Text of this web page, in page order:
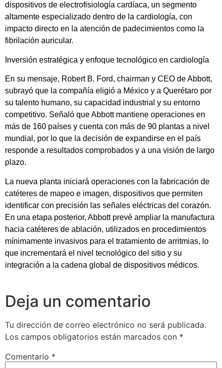
dispositivos de electrofisiología cardíaca, un segmento
altamente especializado dentro de la cardiología, con
impacto directo en la atención de padecimientos como la
fibrilación auricular.
Inversión estratégica y enfoque tecnológico en cardiología
En su mensaje, Robert B. Ford, chairman y CEO de Abbott,
subrayó que la compañía eligió a México y a Querétaro por
su talento humano, su capacidad industrial y su entorno
competitivo. Señaló que Abbott mantiene operaciones en
más de 160 países y cuenta con más de 90 plantas a nivel
mundial, por lo que la decisión de expandirse en el país
responde a resultados comprobados y a una visión de largo
plazo.
La nueva planta iniciará operaciones con la fabricación de
catéteres de mapeo e imagen, dispositivos que permiten
identificar con precisión las señales eléctricas del corazón.
En una etapa posterior, Abbott prevé ampliar la manufactura
hacia catéteres de ablación, utilizados en procedimientos
mínimamente invasivos para el tratamiento de arritmias, lo
que incrementará el nivel tecnológico del sitio y su
integración a la cadena global de dispositivos médicos.
Deja un comentario
Tu dirección de correo electrónico no será publicada.
Los campos obligatorios están marcados con *
Comentario *